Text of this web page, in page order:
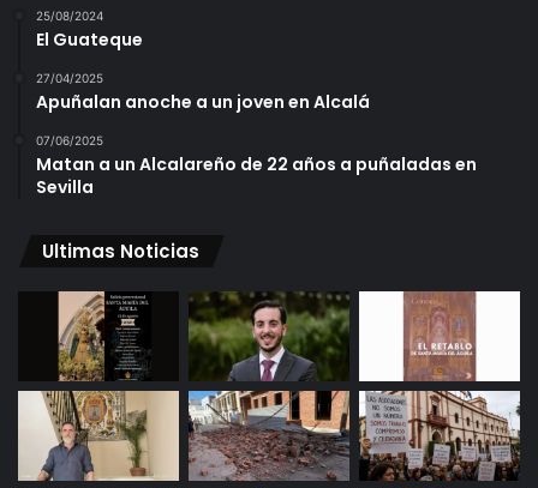
25/08/2024
El Guateque
27/04/2025
Apuñalan anoche a un joven en Alcalá
07/06/2025
Matan a un Alcalareño de 22 años a puñaladas en
Sevilla
Ultimas Noticias